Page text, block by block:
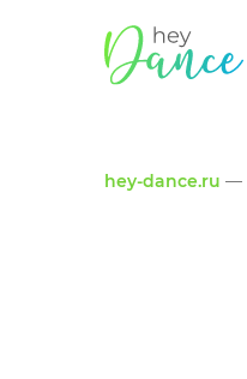
hey-dance.ru —